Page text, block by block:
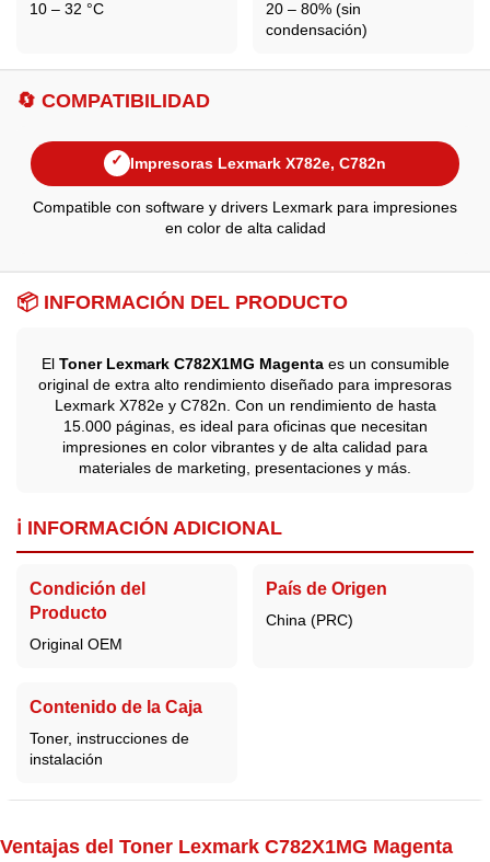
10 – 32 °C
20 – 80% (sin
condensación)
🔄 COMPATIBILIDAD
✓ Impresoras Lexmark X782e, C782n
Compatible con software y drivers Lexmark para impresiones
en color de alta calidad
📦 INFORMACIÓN DEL PRODUCTO
El Toner Lexmark C782X1MG Magentaes un consumible
original de extra alto rendimiento diseñado para impresoras
Lexmark X782e y C782n. Con un rendimiento de hasta
15.000 páginas, es ideal para oficinas que necesitan
impresiones en color vibrantes y de alta calidad para
materiales de marketing, presentaciones y más.
ℹ️ INFORMACIÓN ADICIONAL
Condición del
Producto
Original OEM
País de Origen
China (PRC)
Contenido de la Caja
Toner, instrucciones de
instalación
Ventajas del Toner Lexmark C782X1MG Magenta